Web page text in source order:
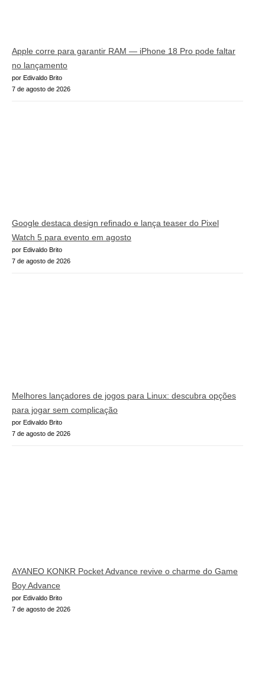
Apple corre para garantir RAM — iPhone 18 Pro pode faltar
no lançamento
por Edivaldo Brito
7 de agosto de 2026
Google destaca design refinado e lança teaser do Pixel
Watch 5 para evento em agosto
por Edivaldo Brito
7 de agosto de 2026
Melhores lançadores de jogos para Linux: descubra opções
para jogar sem complicação
por Edivaldo Brito
7 de agosto de 2026
AYANEO KONKR Pocket Advance revive o charme do Game
Boy Advance
por Edivaldo Brito
7 de agosto de 2026